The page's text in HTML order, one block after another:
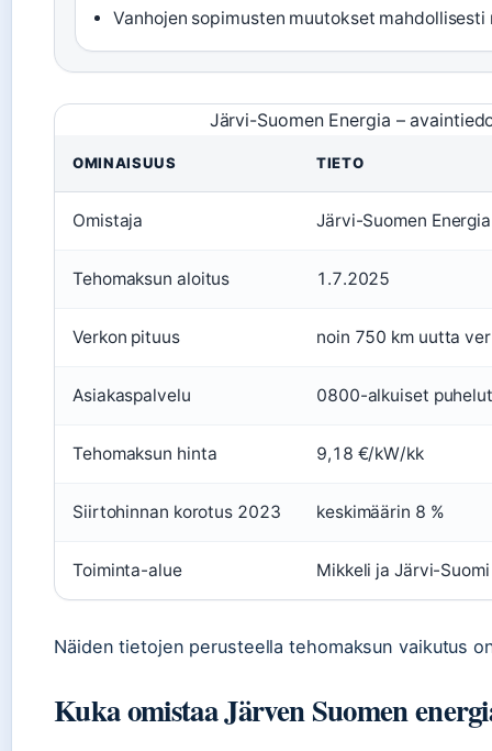
Vanhojen sopimusten muutokset mahdollisesti
Järvi-Suomen Energia –
OMINAISUUS TIETO
Omistaja Järvi-Suomen
Tehomaksun aloitus 1.7.2025
Verkon pituus noin 750 km uutta
Asiakaspalvelu 0800-alkuiset
Tehomaksun hinta 9,18 €/kW/kk
Siirtohinnan korotus 2023 keskimäärin 8 %
Toiminta-alue Mikkeli ja Järvi-Suomi
Näiden tietojen perusteella tehomaksun vaikutus
Kuka omistaa Järven Suomen